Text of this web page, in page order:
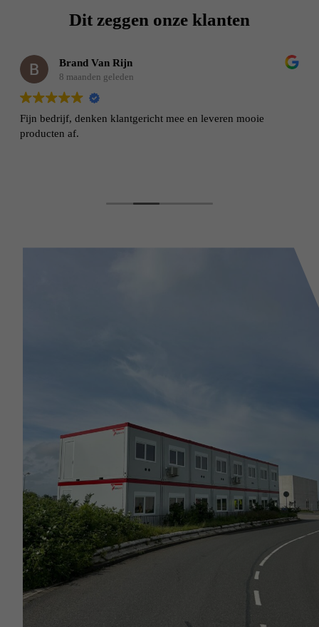
Dit zeggen onze klanten
Brand Van Rijn
8 maanden geleden
Fijn bedrijf, denken klantgericht mee en leveren mooie
producten af.